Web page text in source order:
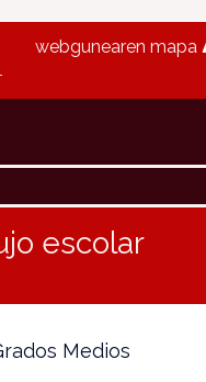
webgunearen mapa
escolar
Medios